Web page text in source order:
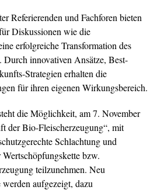
Referierenden und Fachforen bieten
Diskussionen wie die
erfolgreiche Transformation des
Durch innovativen Ansätze, Best-
Strategien erhalten die
für ihren eigenen Wirkungsbereich.
die Möglichkeit, am 7. November
der Bio-Fleischerzeugung“, mit
Schlachtung und
bzw.
teilzunehmen. Neu
aufgezeigt, dazu